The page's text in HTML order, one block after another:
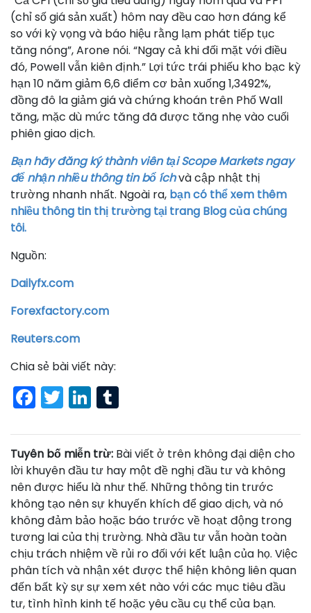
(chỉ số giá sản xuất) hôm nay đều cao hơn đáng kể
so với kỳ vọng và báo hiệu rằng lạm phát tiếp tục
tăng nóng”, Arone nói. “Ngay cả khi đối mặt với điều
đó, Powell vẫn kiên định.” Lợi tức trái phiếu kho bạc kỳ
hạn 10 năm giảm 6,6 điểm cơ bản xuống 1,3492%,
đồng đô la giảm giá và chứng khoán trên Phố Wall
tăng, mặc dù mức tăng đã được tăng nhẹ vào cuối
phiên giao dịch.
Bạn hãy đăng ký thành viên tại Scope Markets ngay
để nhận nhiều thông tin bổ íchvà cập nhật thị
trường nhanh nhất. Ngoài ra, bạn có thể xem thêm
nhiều thông tin thị trường tại trang Blog của chúng
tôi.
Nguồn:
Dailyfx.com
Forexfactory.com
Reuters.com
Chia sẻ bài viết này:
Facebook
TwitterLinkedIn
Tuyên bố miễn trừ: Bài viết ở trên không đại diện cho
lời khuyên đầu tư hay một đề nghị đầu tư và không
nên được hiểu là như thế. Những thông tin trước
không tạo nên sự khuyến khích để giao dịch, và nó
không đảm bảo hoặc báo trước về hoạt động trong
tương lai của thị trường. Nhà đầu tư vẫn hoàn toàn
chịu trách nhiệm về rủi ro đối với kết luận của họ. Việc
phân tích và nhận xét được thể hiện không liên quan
đến bất kỳ sự sự xem xét nào với các mục tiêu đầu
tư, tình hình kinh tế hoặc yêu cầu cụ thể của bạn.